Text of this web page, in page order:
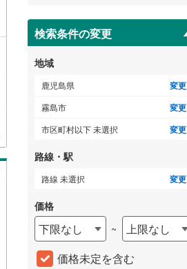
ジ
に
保
存
す
る
検索条件の変更
地域
鹿児島県 変更
霧島市 変更
市区町村以下 未選択 変更
路線・駅
路線 未選択 変更
価格
下限なし ~
上限なし
価格未定を含む